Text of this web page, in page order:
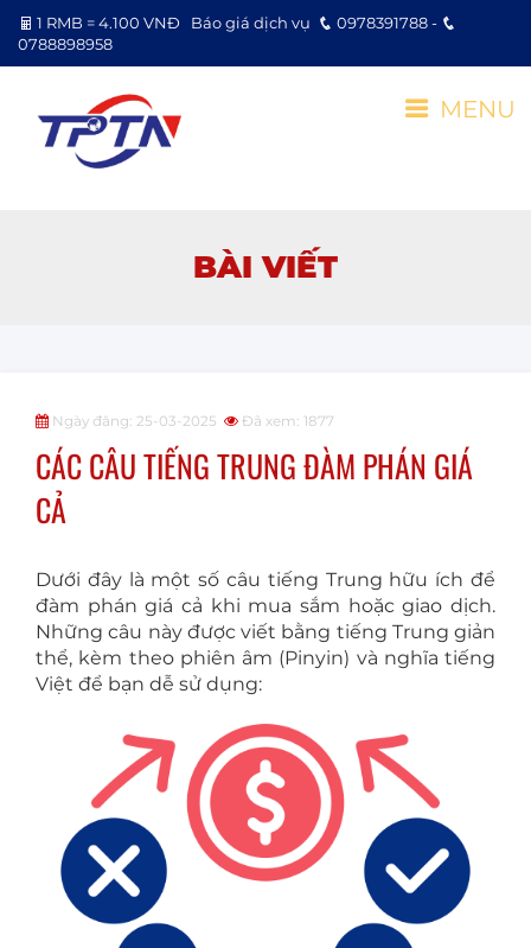
1 RMB = 4.100 VNĐ Báo giá dịch vụ
0978391788 -
0788898958
BÀI VIẾT
Ngày đăng: 25-03-2025 Đã xem: 1877
CÁC CÂU TIẾNG TRUNG ĐÀM PHÁN GIÁ
CẢ
Dưới đây là một số câu tiếng Trung hữu ích để
đàm phán giá cả khi mua sắm hoặc giao dịch.
Những câu này được viết bằng tiếng Trung giản
thể, kèm theo phiên âm (Pinyin) và nghĩa tiếng
Việt để bạn dễ sử dụng:
MENU